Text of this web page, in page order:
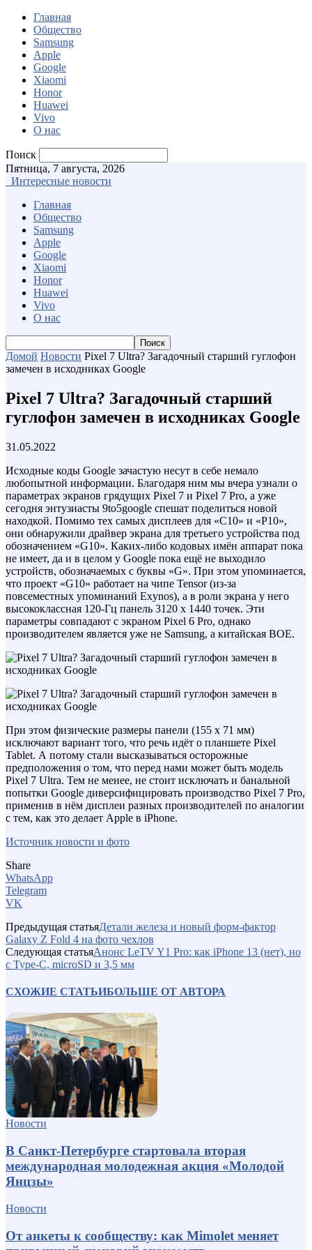
Главная
Общество
Samsung
Apple
Google
Xiaomi
Honor
Huawei
Vivo
О нас
Поиск
Пятница, 7 августа, 2026
Интересные новости
Главная
Общество
Samsung
Apple
Google
Xiaomi
Honor
Huawei
Vivo
О нас
Домой Новости Pixel 7 Ultra? Загадочный старший гуглофон
замечен в исходниках Google
Pixel 7 Ultra? Загадочный старший
гуглофон замечен в исходниках Google
31.05.2022
Исходные коды Google зачастую несут в себе немало
любопытной информации. Благодаря ним мы вчера узнали о
параметрах экранов грядущих Pixel 7 и Pixel 7 Pro, а уже
сегодня энтузиасты 9to5google спешат поделиться новой
находкой. Помимо тех самых дисплеев для «C10» и «P10»,
они обнаружили драйвер экрана для третьего устройства под
обозначением «G10». Каких-либо кодовых имён аппарат пока
не имеет, да и в целом у Google пока ещё не выходило
устройств, обозначаемых с буквы «G». При этом упоминается,
что проект «G10» работает на чипе Tensor (из-за
повсеместных упоминаний Exynos), а в роли экрана у него
высококлассная 120-Гц панель 3120 x 1440 точек. Эти
параметры совпадают с экраном Pixel 6 Pro, однако
производителем является уже не Samsung, а китайская BOE.
При этом физические размеры панели (155 x 71 мм)
исключают вариант того, что речь идёт о планшете Pixel
Tablet. А потому стали высказываться осторожные
предположения о том, что перед нами может быть модель
Pixel 7 Ultra. Тем не менее, не стоит исключать и банальной
попытки Google диверсифицировать производство Pixel 7 Pro,
применив в нём дисплеи разных производителей по аналогии
с тем, как это делает Apple в iPhone.
Источник новости и фото
Share
WhatsApp
Telegram
VK
Предыдущая статьяДетали железа и новый форм-фактор
Galaxy Z Fold 4 на фото чехлов
Следующая статьяАнонс LeTV Y1 Pro: как iPhone 13 (нет), но
с Type-C, microSD и 3,5 мм
СХОЖИЕ СТАТЬИБОЛЬШЕ ОТ АВТОРА
Новости
В Санкт-Петербурге стартовала вторая
международная молодежная акция «Молодой
Янцзы»
Новости
От анкеты к сообществу: как Mimolet меняет